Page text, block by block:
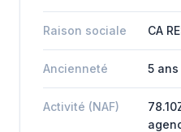
Raison sociale CA
Ancienneté 5 ans
Activité (NAF)